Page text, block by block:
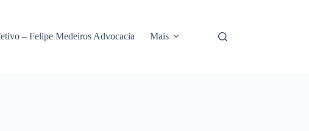
– Felipe Medeiros Advocacia Mais